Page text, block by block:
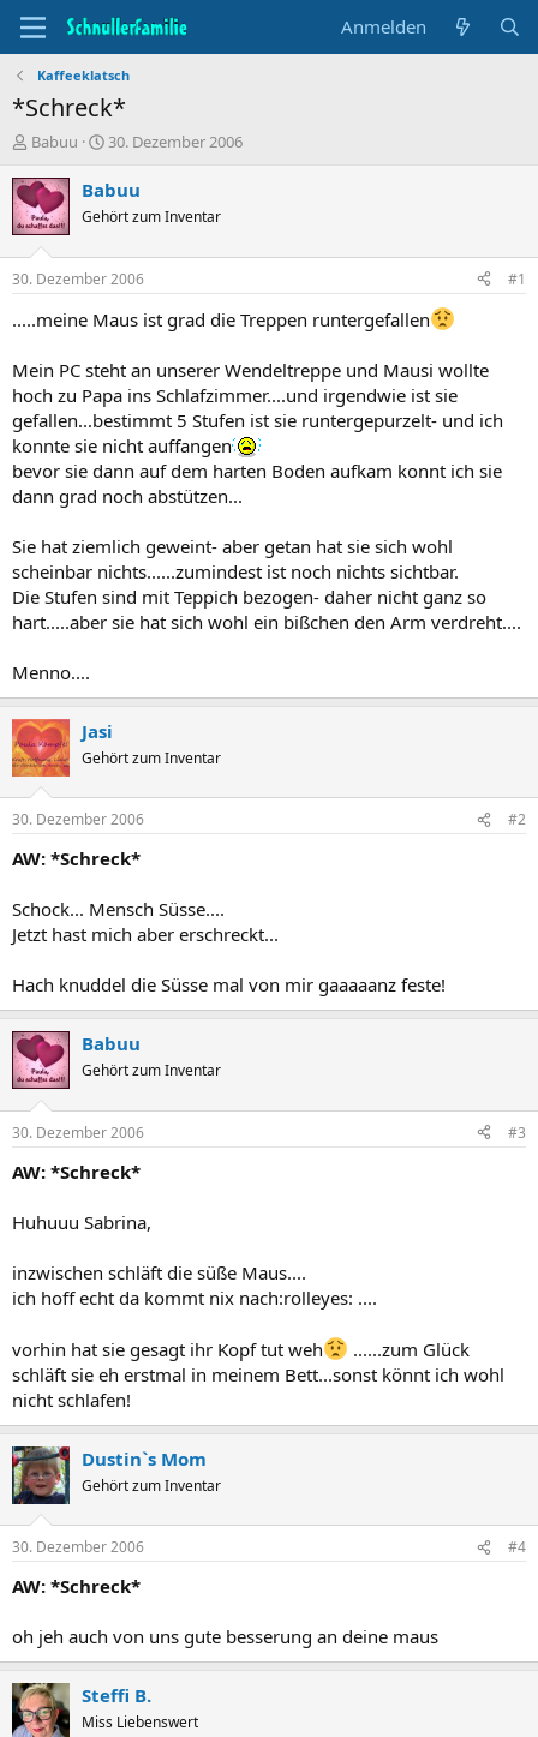
Anmelden
Kaffeeklatsch
*Schreck*
T
e
m
e
n
t
a
e
r
Babuu
B
g
n
d
a
t
30. Dezember 2006
Babuu
Gehört zum Inventar
30. Dezember 2006 #1
.....meine Maus ist grad die Treppen runtergefallen
Mein PC steht an unserer Wendeltreppe und Mausi wollte
hoch zu Papa ins Schlafzimmer....und irgendwie ist sie
gefallen...bestimmt 5 Stufen ist sie runtergepurzelt- und ich
konnte sie nicht auffangen
bevor sie dann auf dem harten Boden aufkam konnt ich sie
dann grad noch abstützen...
Sie hat ziemlich geweint- aber getan hat sie sich wohl
scheinbar nichts......zumindest ist noch nichts sichtbar.
Die Stufen sind mit Teppich bezogen- daher nicht ganz so
hart.....aber sie hat sich wohl ein bißchen den Arm verdreht....
Menno....
Jasi
Gehört zum Inventar
30. Dezember 2006 #2
AW: *Schreck*
Schock... Mensch Süsse....
Jetzt hast mich aber erschreckt...
Hach knuddel die Süsse mal von mir gaaaaanz feste!
Babuu
Gehört zum Inventar
30. Dezember 2006 #3
AW: *Schreck*
Huhuuu Sabrina,
inzwischen schläft die süße Maus....
ich hoff echt da kommt nix nach:rolleyes: ....
vorhin hat sie gesagt ihr Kopf tut weh
......zum Glück
schläft sie eh erstmal in meinem Bett...sonst könnt ich wohl
nicht schlafen!
Dustin`s Mom
Gehört zum Inventar
30. Dezember 2006 #4
AW: *Schreck*
oh jeh auch von uns gute besserung an deine maus
Steffi B.
Miss Liebenswert